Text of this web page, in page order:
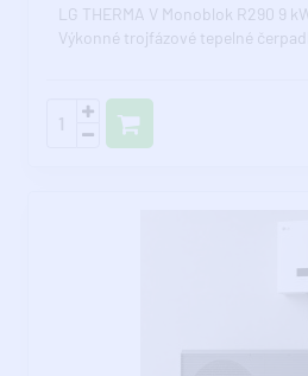
LG THERMA V Monoblok R290 9
Výkonné trojfázové tepelné